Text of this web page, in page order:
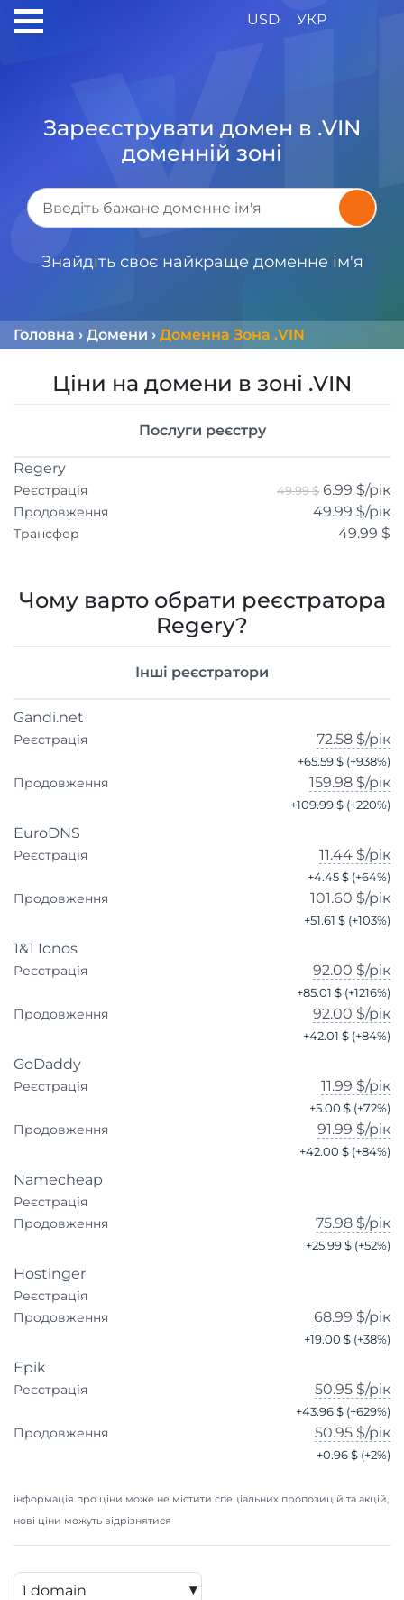
USD УКР
Зареєструвати домен в .VIN
доменній зоні
Знайдіть своє найкраще доменне ім'я
Головна › Домени › Доменна Зона .VIN
Ціни на домени в зоні .VIN
Послуги реєстру
Regery
Реєстрація 49.99 $ 6.99 $/рік
Продовження 49.99 $/рік
Трансфер 49.99 $
Чому варто обрати реєстратора
Regery?
Інші реєстратори
Gandi.net
Реєстрація 72.58 $/рік
+65.59 $ (+938%)
Продовження 159.98 $/рік
+109.99 $ (+220%)
EuroDNS
Реєстрація 11.44 $/рік
+4.45 $ (+64%)
Продовження 101.60 $/рік
+51.61 $ (+103%)
1&1 Ionos
Реєстрація 92.00 $/рік
+85.01 $ (+1216%)
Продовження 92.00 $/рік
+42.01 $ (+84%)
GoDaddy
Реєстрація 11.99 $/рік
+5.00 $ (+72%)
Продовження 91.99 $/рік
+42.00 $ (+84%)
Namecheap
Реєстрація
Продовження
75.98 $/рік
+25.99 $ (+52%)
Hostinger
Реєстрація
Продовження
68.99 $/рік
+19.00 $ (+38%)
Epik
Реєстрація 50.95 $/рік
+43.96 $ (+629%)
Продовження 50.95 $/рік
+0.96 $ (+2%)
інформація про ціни може не містити спеціальних пропозицій та акцій,
нові ціни можуть відрізнятися
▾